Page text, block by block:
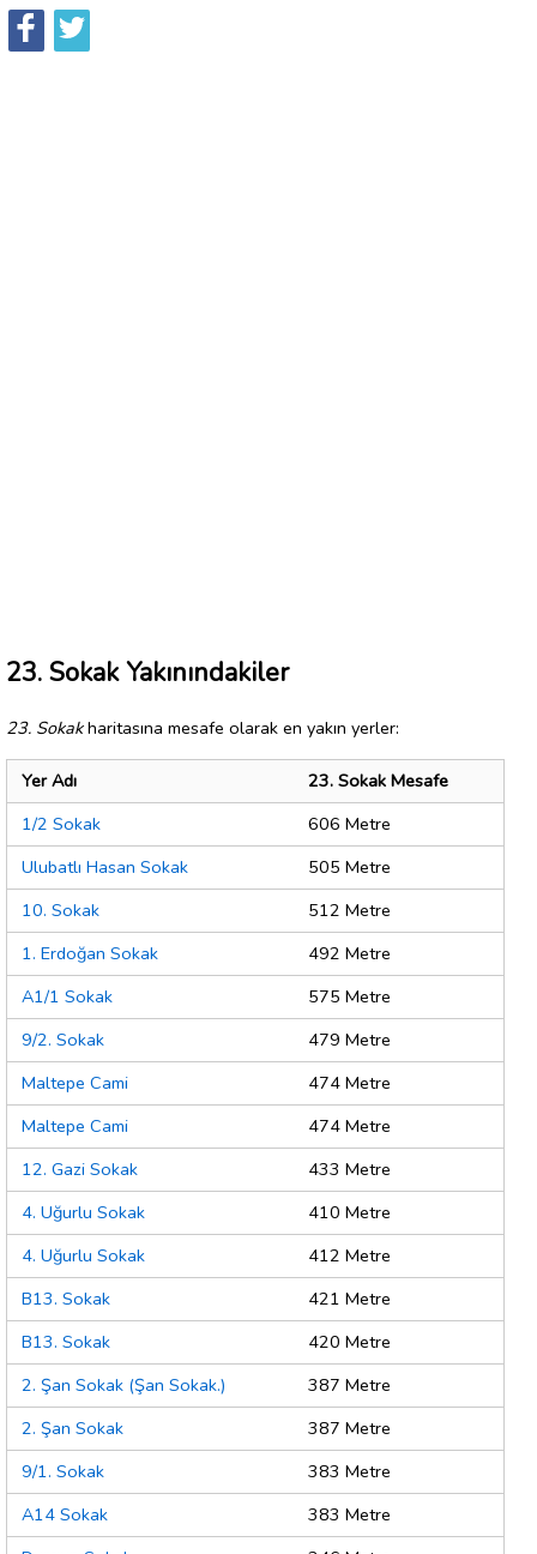
23. Sokak Yakınındakiler
23. Sokakharitasına mesafe olarak en yakın yerler:
Yer Adı
23. Sokak Mesafe
1/2 Sokak
606 Metre
Ulubatlı Hasan Sokak
505 Metre
10. Sokak
512 Metre
1. Erdoğan Sokak
492 Metre
A1/1 Sokak
575 Metre
9/2. Sokak
479 Metre
Maltepe Cami
474 Metre
Maltepe Cami
474 Metre
12. Gazi Sokak
433 Metre
4. Uğurlu Sokak
410 Metre
4. Uğurlu Sokak
412 Metre
B13. Sokak
421 Metre
B13. Sokak
420 Metre
2. Şan Sokak (Şan Sokak.)
387 Metre
2. Şan Sokak
387 Metre
9/1. Sokak
383 Metre
A14 Sokak
383 Metre